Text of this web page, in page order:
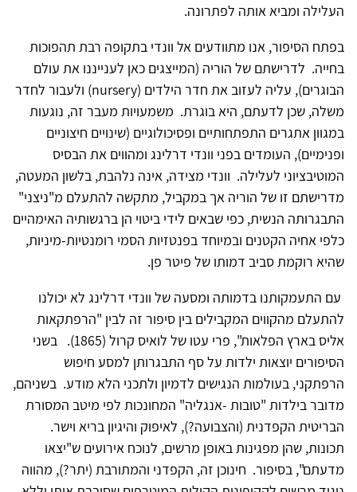
העלילה ומביא אותה לפתרונה.
בפתח הסיפור, אנו מתוודעים אל וונדי בתקופה רבת תהפוכות
בחייה. לדרישתם של הוריה (המייצגים כאן לענייננו את עולם
הבוגרים), עליה לעזוב את חדר הילדים (nursery) ולעבור לחדר
משלה, שכן לדעתם, היא בוגרת. משמעויות מעבר זה, נוגעות
במגוון אתגרים התפתחותיים ופסיכולוגיים (שינויים חיצוניים
ופנימיים), העומדים בפני וונדי דרלינג ומהווים את הבסיס
המוטיבציוני לעלילה. וונדי מצידה, אינה נלהבת, בלשון המעטה,
מדרישתם זו של הוריה אך במקביל, מתקשה להתעלם מ"ניצני"
התבגרותה הנשית, כפי שבאים לידי ביטוי הן ברגשותיה האימהיים
כלפי אחיה הקטנים ובמיוחד בפנטזיות הסמי רומנטיות-מיניות,
שהיא רוקמת סביב דמותו של פיטר פן.
עם התעמקותנו בדמותה ומסעה של וונדי דרלינג לא יכולנו
להתעלם מהקווים המקבילים בין סיפור זה לבין "הרפתקאות
אליס בארץ הפלאות", פרי עטו של לואיס קרול (1865). בשני
הסיפורים יוצאות ילדות על סף התבגרותן למסע חיפוש
הרפתקני, בעולמות הנגישים לדמיון ולתכני הלא מודע. בשניהם,
מדובר בילדות "טובות -אנגליה" המחונכות לפי מיטב המסורת
הבריטית הקפדנית (והצבועה?), לאיפוק והיגיון בריא וישר.
תכונות, שהן מפגינות באופן מרשים, לנוכח אירועים ש"יצאו
מדעתם", בסיפור. חינוכן זה, הקפדני והמתורבת (יתר?), מהווה